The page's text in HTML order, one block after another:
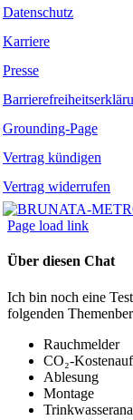
Datenschutz
Karriere
Presse
Grounding-Page
Vertrag kündigen
Vertrag widerrufen
Page load link
Über diesen Chat
Ich bin noch eine
folgenden
Rauchmelder
CO₂-
Ablesung
Montage